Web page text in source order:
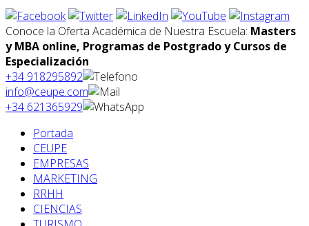
Conoce la Oferta Académica de Nuestra Escuela: Masters
y MBA online, Programas de Postgrado y Cursos de
Especialización
+34 918295892
info@ceupe.com
+34 621365929
Portada
CEUPE
EMPRESAS
MARKETING
RRHH
CIENCIAS